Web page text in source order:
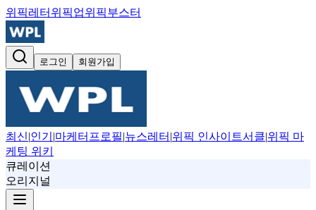
위픽레터 위픽업위픽부스터
로그인 회원가입
최신|인기 |마케터프로필|뉴스레터 |위픽 인사이트서클|위픽 마
케팅 위키
큐레이션
오리지널